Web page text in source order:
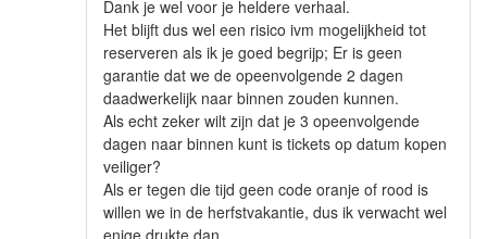
Dank je wel voor je heldere verhaal.
Het blijft dus wel een risico ivm mogelijkheid tot
reserveren als ik je goed begrijp; Er is geen
garantie dat we de opeenvolgende 2 dagen
daadwerkelijk naar binnen zouden kunnen.
Als echt zeker wilt zijn dat je 3 opeenvolgende
dagen naar binnen kunt is tickets op datum kopen
veiliger?
Als er tegen die tijd geen code oranje of rood is
willen we in de herfstvakantie, dus ik verwacht wel